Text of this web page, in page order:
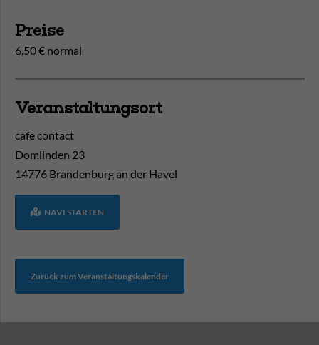
Preise
6,50 € normal
Veranstaltungsort
cafe contact
Domlinden 23
14776 Brandenburg an der Havel
NAVI STARTEN
Zurück zum Veranstaltungskalender